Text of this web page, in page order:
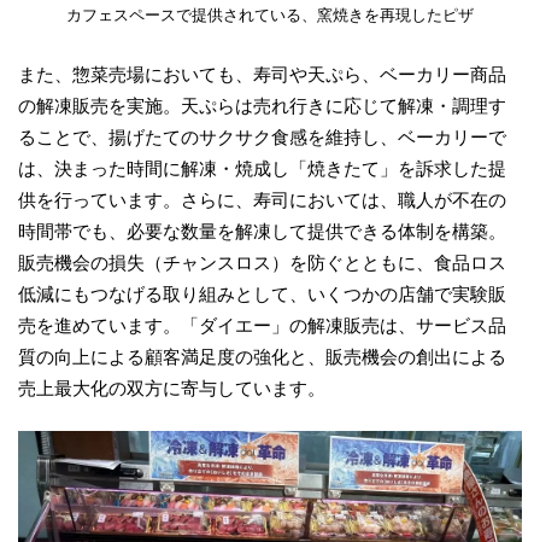
カフェスペースで提供されている、窯焼きを再現したピザ
また、惣菜売場においても、寿司や天ぷら、ベーカリー商品
の解凍販売を実施。天ぷらは売れ行きに応じて解凍・調理す
ることで、揚げたてのサクサク食感を維持し、ベーカリーで
は、決まった時間に解凍・焼成し「焼きたて」を訴求した提
供を行っています。さらに、寿司においては、職人が不在の
時間帯でも、必要な数量を解凍して提供できる体制を構築。
販売機会の損失（チャンスロス）を防ぐとともに、食品ロス
低減にもつなげる取り組みとして、いくつかの店舗で実験販
売を進めています。「ダイエー」の解凍販売は、サービス品
質の向上による顧客満足度の強化と、販売機会の創出による
売上最大化の双方に寄与しています。